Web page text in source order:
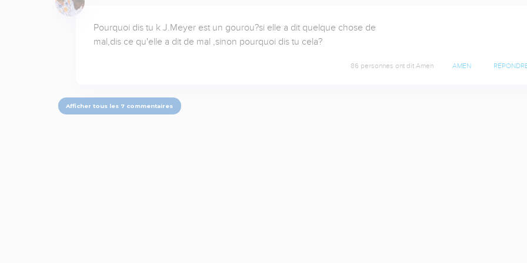
Pourquoi dis tu k J.Meyer est un gourou?si elle a dit quelque chose de
mal,dis ce qu'elle a dit de mal ,sinon pourquoi dis tu cela?
86 personnes ont dit Amen AMEN
Afficher tous les 7 commentaires